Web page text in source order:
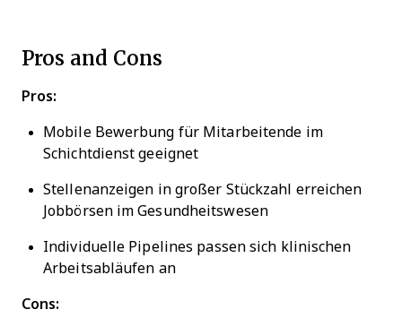
Pros and Cons
Pros:
Mobile Bewerbung für Mitarbeitende im
Schichtdienst geeignet
Stellenanzeigen in großer Stückzahl erreichen
Jobbörsen im Gesundheitswesen
Individuelle Pipelines passen sich klinischen
Arbeitsabläufen an
Cons: